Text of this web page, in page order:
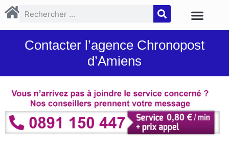
Contacter l’agence Chronopost
d’Amiens